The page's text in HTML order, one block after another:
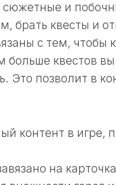
сюжетные и
брать квесты и
с тем, чтобы
квестов
Это позволит в
контент в игре,
на